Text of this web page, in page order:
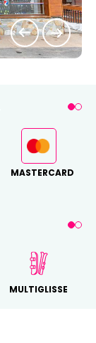
MASTERCARD
MULTIGLISSE